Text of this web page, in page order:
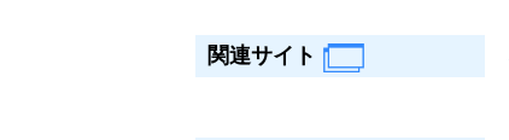
関連サイト